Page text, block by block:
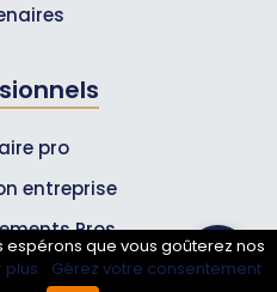
pro
entreprise
Pros
espérons que vous goûterez nos
plus. Gérez votre consentement